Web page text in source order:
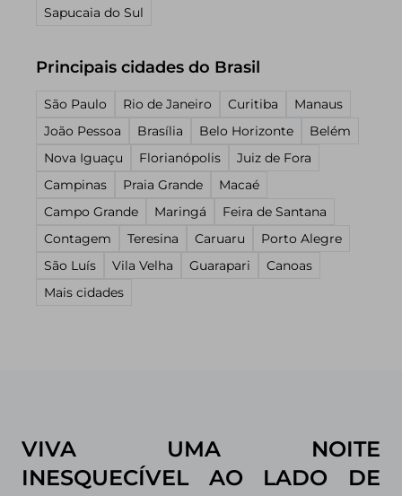
Sapucaia do Sul
Principais cidades do Brasil
São Paulo Rio de Janeiro Curitiba
Manaus
João Pessoa
Brasília Belo Horizonte
Belém
Nova Iguaçu
Florianópolis
Juiz de Fora
Campinas
Praia Grande
Macaé
Campo Grande
Maringá
Feira de Santana
Contagem
Teresina Caruaru
Porto Alegre
São Luís
Vila Velha Guarapari
Canoas
Mais cidades
VIVA UMA NOITE
INESQUECÍVEL AO LADO DE